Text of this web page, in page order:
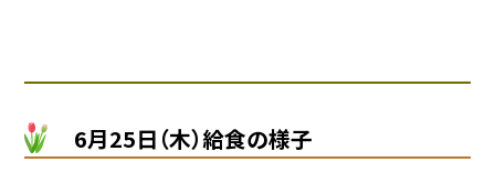
6月25日（木）給食の様子